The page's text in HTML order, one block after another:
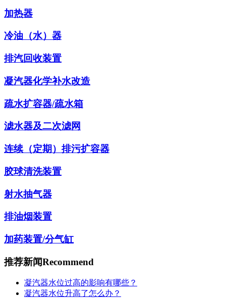
加热器
冷油（水）器
排汽回收装置
凝汽器化学补水改造
疏水扩容器/疏水箱
滤水器及二次滤网
连续（定期）排污扩容器
胶球清洗装置
射水抽气器
排油烟装置
加药装置/分气缸
推荐新闻Recommend
凝汽器水位过高的影响有哪些？
凝汽器水位升高了怎么办？